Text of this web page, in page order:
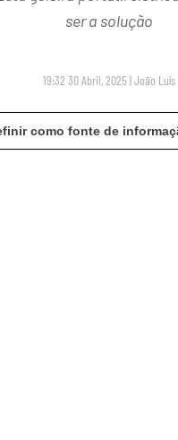
ser a solução
19:32 30 Abril, 2025 |João Luís
como fonte de